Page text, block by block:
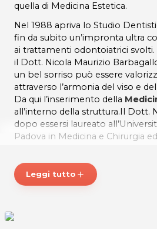
quella di Medicina Estetica.
Nel 1988 apriva lo Studio
fin da subito un’impronta ultra
ai trattamenti odontoiatrici svolti.
il Dott. Nicola Maurizio
un bel sorriso può essere
attraverso l’armonia del viso e
Da qui l’inserimento della
all’interno della struttura.Il Dott.
dopo essersi laureato
Padova in Medicina e Chirurgia
intraprende la libera professione
Stino di Livenza (VE). Da oltre un
proprio perfezionamento come
Leggi tutto add